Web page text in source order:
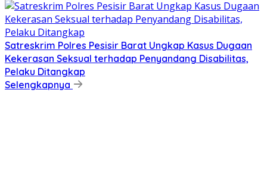
Satreskrim Polres Pesisir Barat Ungkap Kasus Dugaan
Kekerasan Seksual terhadap Penyandang Disabilitas,
Pelaku Ditangkap
Selengkapnya